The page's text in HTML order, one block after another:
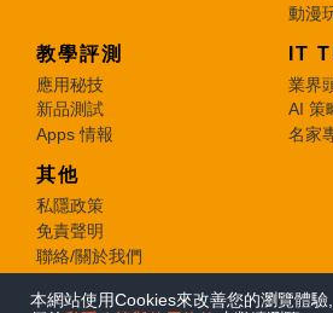
本網站使用Cookies來改善您的瀏覽體
動漫
教學評測
應用秘技
新品測試
Apps 情報
IT
業界
AI 策
名家
其他
私隱政策
免責聲明
聯絡/關於我們
© 2026 e-zone. All Rights